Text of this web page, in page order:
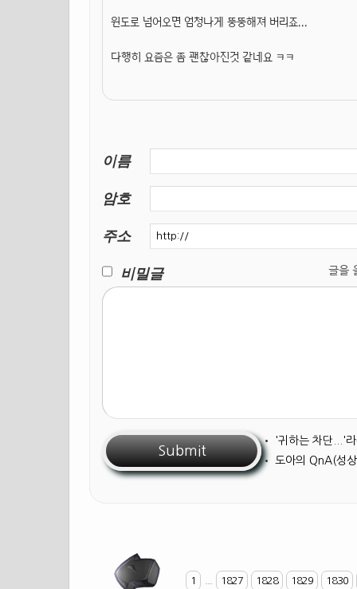
윈도로 넘어오면 엄청나게 뚱뚱해져 버리죠...
다행히 요즘은 좀 괜찮아진것 같네요 ㅋㅋ
이름
암호
주소
비밀글
글을
• '귀하는 차단...'
• 도아의 QnA(성
1 1827 1828 1829 1830